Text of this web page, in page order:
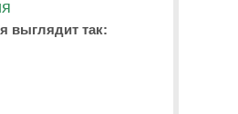
выглядит так: